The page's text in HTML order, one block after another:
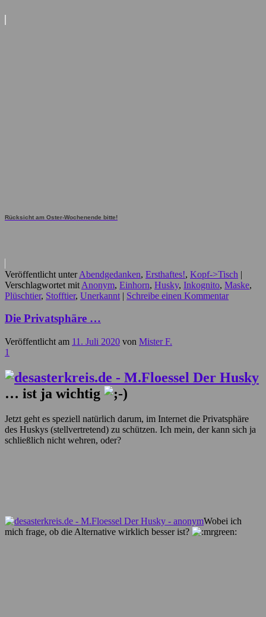
Rücksicht am Oster-Wochenende bitte!
Veröffentlicht unter Abendgedanken, Ersthaftes!, Kopf->Tisch |
Verschlagwortet mit Anonym, Einhorn, Husky, Inkognito, Maske,
Plüschtier, Stofftier, Unerkannt | Schreibe einen Kommentar
Die Privatsphäre …
Veröffentlicht am 11. Juli 2020 von Mister F.
1
… ist ja wichtig
Jetzt geht es speziell natürlich darum, im Internet die Privatsphäre
des Huskys (stellvertretend) zu schützen. Ich mein, der kann sich ja
schließlich nicht wehren, oder?
Wobei ich
mich frage, ob die Alternative wirklich besser ist?